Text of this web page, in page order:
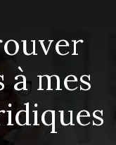
à mes